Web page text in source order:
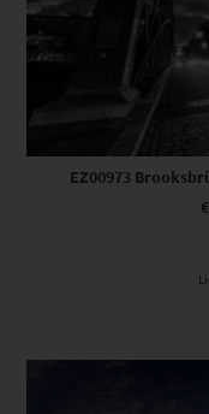
EZ00973
€